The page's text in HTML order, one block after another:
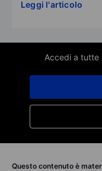
Leggi l'articolo
Accedi a tutte
Questo contenuto è